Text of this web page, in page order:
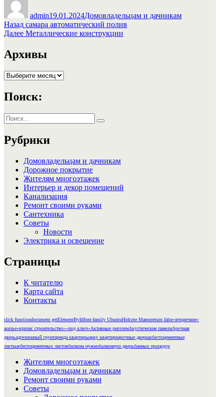
admin19.01.2024Домовладельцам и дачникам
Навигация
по
записям
Назад Предыдущая
запись:
самара автоматический полив
Далее Следующая
Металлические конструкции
Архивы
Архивы
Поиск:
Искать:
Поиск
Рубрики
Домовладельцам и дачникам
Дорожное покрытие
Жителям многоэтажек
Интерьер и декор помещений
Канализация
Ремонт своими руками
Сантехника
Советы
Новости
Электрика и освещение
Страницы
К читателю
Карта сайта
Контакты
click functiondocument getElementByIdfont-family UbuntuHidcote Manorreturn false«вторичное»
жилье«кризис строительство»«под ключ»Активные ригелемАкустические панелиАрочная
дверьадгезионный грунтаренда квартирыарку квартиреарочные двериасбестоцементные
листыасбестоцементных листовбалкона нужнобалконную дверьбанных процедур
Жителям многоэтажек
Домовладельцам и дачникам
Ремонт своими руками
Советы